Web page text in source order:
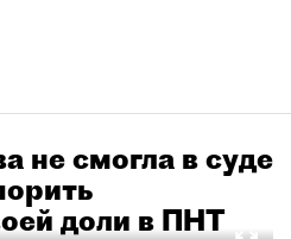
не смогла в суде
доли в ПНТ